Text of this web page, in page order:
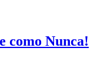
como Nunca!